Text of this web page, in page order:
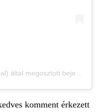
Megyeri Csilla (@csillamegyeri_official) által megosztott bejegyzés
komment érkezett